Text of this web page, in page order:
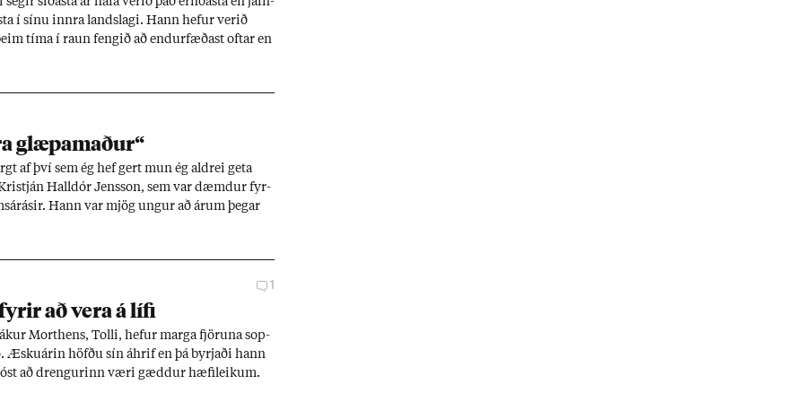
í sínu innra lands­lagi. Hann hef­ur ver­ið
tíma í raun feng­ið að end­ur­fæð­ast oft­ar en
glæpa­mað­ur“
af því sem ég hef gert mun ég aldrei geta
Hall­dór Jens­son, sem var dæmd­ur fyr­
Hann var mjög ung­ur að ár­um þeg­ar
hann sér færa til þess að bæta fyr­ir eig­in
1
að vera á lífi
Mort­hens, Tolli, hef­ur marga fjör­una sop­
Æsku­ár­in höfðu sín áhrif en þá byrj­aði hann
að dreng­ur­inn væri gædd­ur hæfi­leik­um.